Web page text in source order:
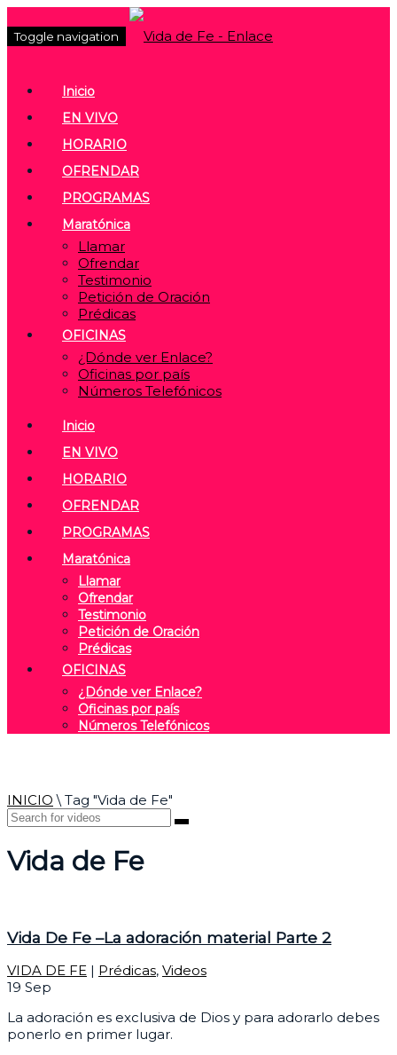
Toggle navigation
Inicio
EN VIVO
HORARIO
OFRENDAR
PROGRAMAS
Maratónica
Llamar
Ofrendar
Testimonio
Petición de Oración
Prédicas
OFICINAS
¿Dónde ver Enlace?
Oficinas por país
Números Telefónicos
Inicio
EN VIVO
HORARIO
OFRENDAR
PROGRAMAS
Maratónica
Llamar
Ofrendar
Testimonio
Petición de Oración
Prédicas
OFICINAS
¿Dónde ver Enlace?
Oficinas por país
Números Telefónicos
INICIO \ Tag "Vida de Fe"
Vida de Fe
Vida De Fe –La adoración material Parte 2
VIDA DE FE | Prédicas, Videos
19 Sep
La adoración es exclusiva de Dios y para adorarlo debes
ponerlo en primer lugar.